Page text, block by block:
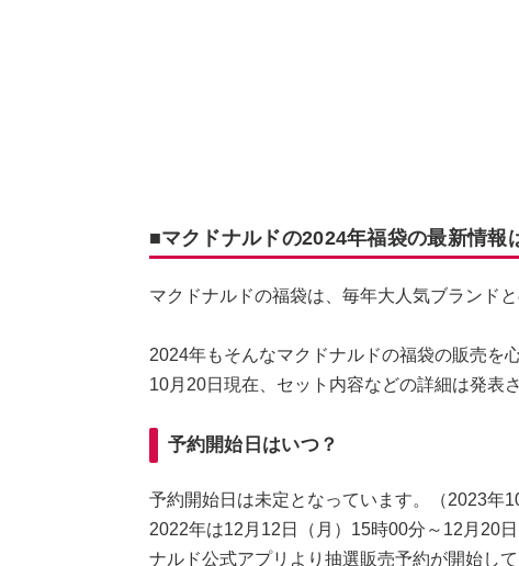
■マクドナルドの2024年福袋の最新情報
マクドナルドの福袋は、毎年大人気ブランド
2024年もそんなマクドナルドの福袋の販売を
10月20日現在、セット内容などの詳細は発表
予約開始日はいつ？
予約開始日は未定となっています。（2023年
2022年は12月12日（月）15時00分～12月20
ナルド公式アプリより抽選販売予約が開始して